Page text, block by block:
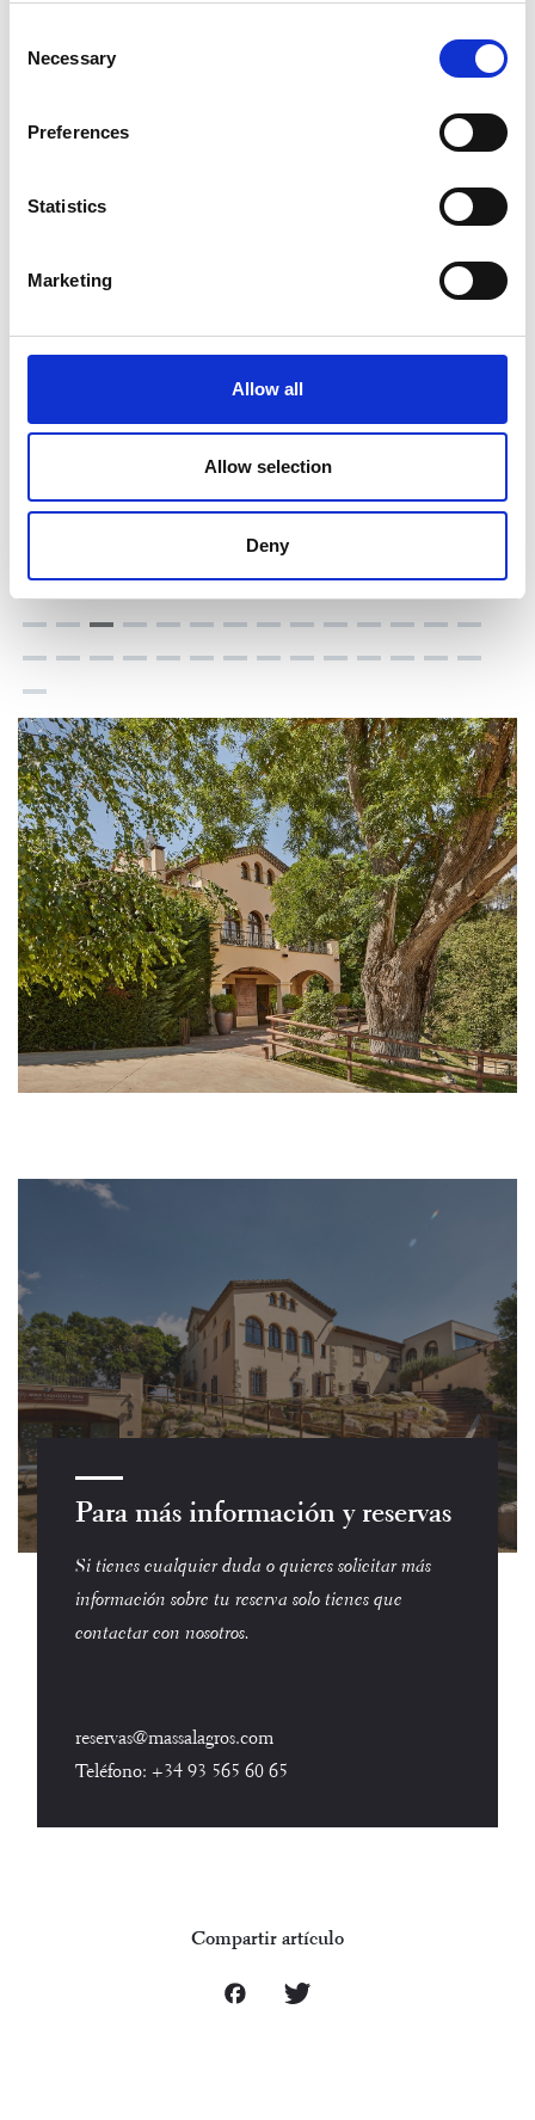
Selection
Necessary
Preferences
Statistics
Marketing
Allow all
Allow selection
Deny
existen muchos tipos de
cerveza y, al igual que ocurre con el vino, hay una para
cada comida y ocasión. Ven a conocer más sobre esta
La búsqueda del tesoro perdido
para los pequeños más
natural de una forma muy dinámica y divertida. Un plan
Salagros y disfruta de todas las actividades que tenemos a tu
Para más información y reservas
Si tienes cualquier duda o quieres solicitar más
información sobre tu reserva solo tienes que
contactar con nosotros.
reservas@massalagros.com
Teléfono: +34 93 565 60 65
Compartir artículo